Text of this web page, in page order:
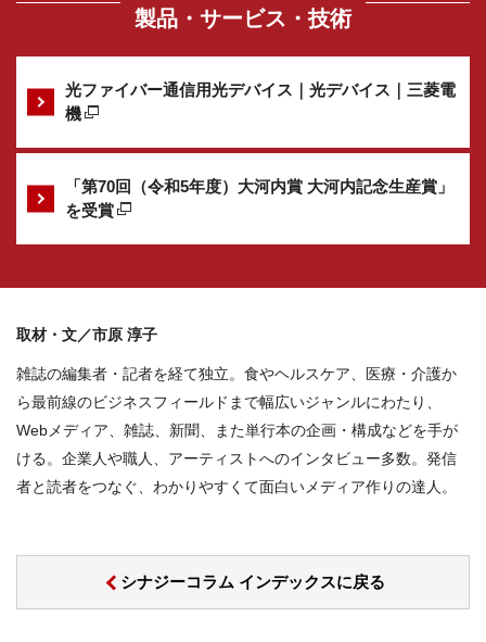
製品・サービス・技術
光ファイバー通信用光デバイス｜光デバイス｜三菱電
機
「第70回（令和5年度）大河内賞 大河内記念生産賞」
を受賞
取材・文／市原 淳子
雑誌の編集者・記者を経て独立。食やヘルスケア、医療・介護か
ら最前線のビジネスフィールドまで幅広いジャンルにわたり、
Webメディア、雑誌、新聞、また単行本の企画・構成などを手が
ける。企業人や職人、アーティストへのインタビュー多数。発信
者と読者をつなぐ、わかりやすくて面白いメディア作りの達人。
シナジーコラム インデックスに戻る